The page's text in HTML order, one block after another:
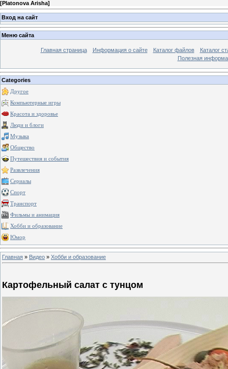
[Platonova Arisha]
Вход на сайт
Меню сайта
Главная страница Информация о сайте Каталог файлов
Каталог
Полезная
Categories
Другое
Компьютерные игры
Красота и здоровье
Люди и блоги
Музыка
Общество
Путешествия и события
Развлечения
Сериалы
Спорт
Транспорт
Фильмы и анимация
Хобби и образование
Юмор
Главная » Видео » Хобби и образование
Картофельный салат с тунцом